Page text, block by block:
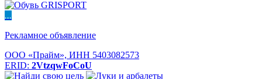
...
Рекламное объявление
ООО «Прайм», ИНН 5403082573
ERID: 2VtzqwFoCoU